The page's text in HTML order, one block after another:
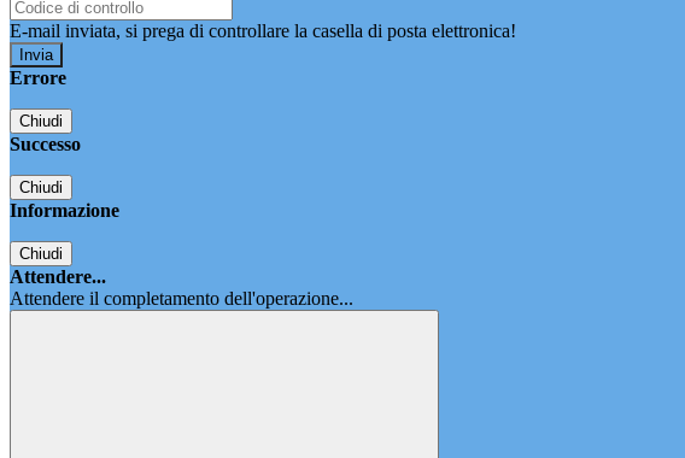
E-mail inviata, si prega di controllare la casella di posta elettronica!
Errore
Chiudi
Successo
Chiudi
Informazione
Chiudi
Attendere...
Attendere il completamento dell'operazione...